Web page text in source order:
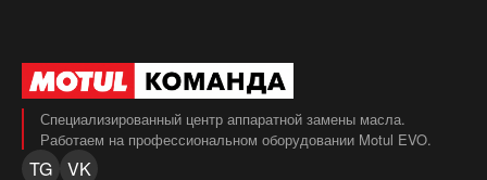
Специализированный центр аппаратной замены масла.
Работаем на профессиональном оборудовании Motul EVO.
TG VK